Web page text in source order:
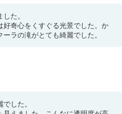
た。
好奇心をくすぐる光景でした。か
ラの滝がとても綺麗でした。
した。